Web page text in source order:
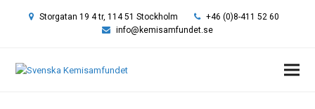
Storgatan 19 4 tr, 114 51 Stockholm
+46 (0)8-411 52 60
info@kemisamfundet.se